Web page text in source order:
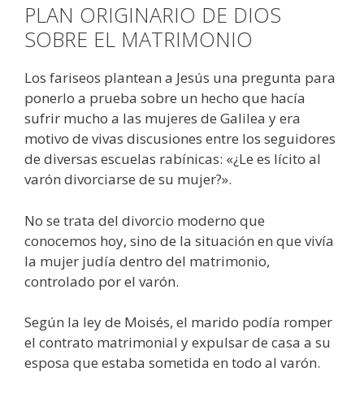
PLAN ORIGINARIO DE DIOS
SOBRE EL MATRIMONIO
Los fariseos plantean a Jesús una pregunta para
ponerlo a prueba sobre un hecho que hacía
sufrir mucho a las mujeres de Galilea y era
motivo de vivas discusiones entre los seguidores
de diversas escuelas rabínicas: «¿Le es lícito al
varón divorciarse de su mujer?».
No se trata del divorcio moderno que
conocemos hoy, sino de la situación en que vivía
la mujer judía dentro del matrimonio,
controlado por el varón.
Según la ley de Moisés, el marido podía romper
el contrato matrimonial y expulsar de casa a su
esposa que estaba sometida en todo al varón.